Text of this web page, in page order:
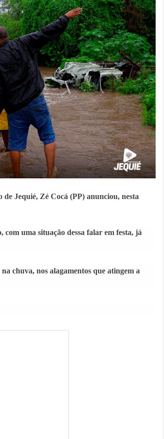
Jequié, Zé Cocá (PP) anunciou, nesta
uma situação dessa falar em festa, já
chuva, nos alagamentos que atingem a